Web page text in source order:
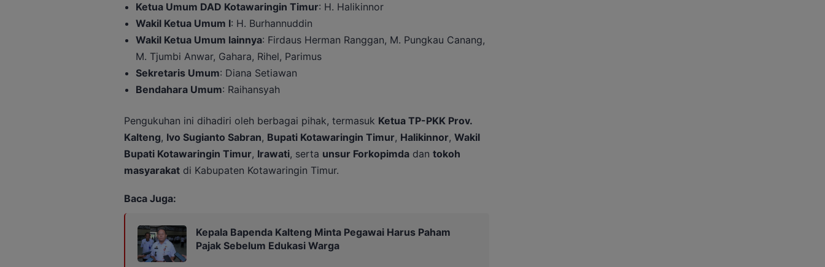
Ketua Umum DAD Kotawaringin Timur: H. Halikinnor
Wakil Ketua Umum I: H. Burhannuddin
Wakil Ketua Umum lainnya: Firdaus Herman Ranggan, M. Pungkau Canang,
M. Tjumbi Anwar, Gahara, Rihel, Parimus
Sekretaris Umum: Diana Setiawan
Bendahara Umum: Raihansyah
Pengukuhan ini dihadiri oleh berbagai pihak, termasuk Ketua TP-PKK Prov.
Kalteng, Ivo Sugianto Sabran, Bupati Kotawaringin Timur, Halikinnor, Wakil
Bupati Kotawaringin Timur, Irawati, serta unsur Forkopimdadan tokoh
masyarakatdi Kabupaten Kotawaringin Timur.
Baca Juga:
Kepala Bapenda Kalteng Minta Pegawai Harus Paham
Pajak Sebelum Edukasi Warga